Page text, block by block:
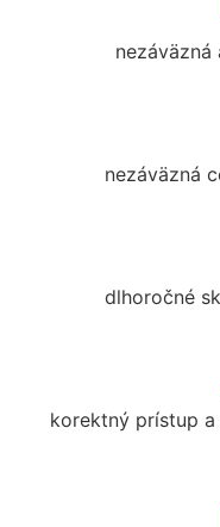
nezáväzná
dlhoročné
korektný prístup